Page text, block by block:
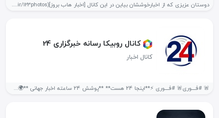
دوستان عزیزی که از اخبارخوششان بیاین در این کانال [اخبار هاب بروز](https://ble.ir/123photos)...
کانال روبیکا رسانه خبرگزاری 24
کانال اخبار
🚨 #فــــوری🚨 #فــــوری ⚡️**اینجا ۲۴ هست** **پوشش ۲۴ ساعته اخبار جهانی **🌍...